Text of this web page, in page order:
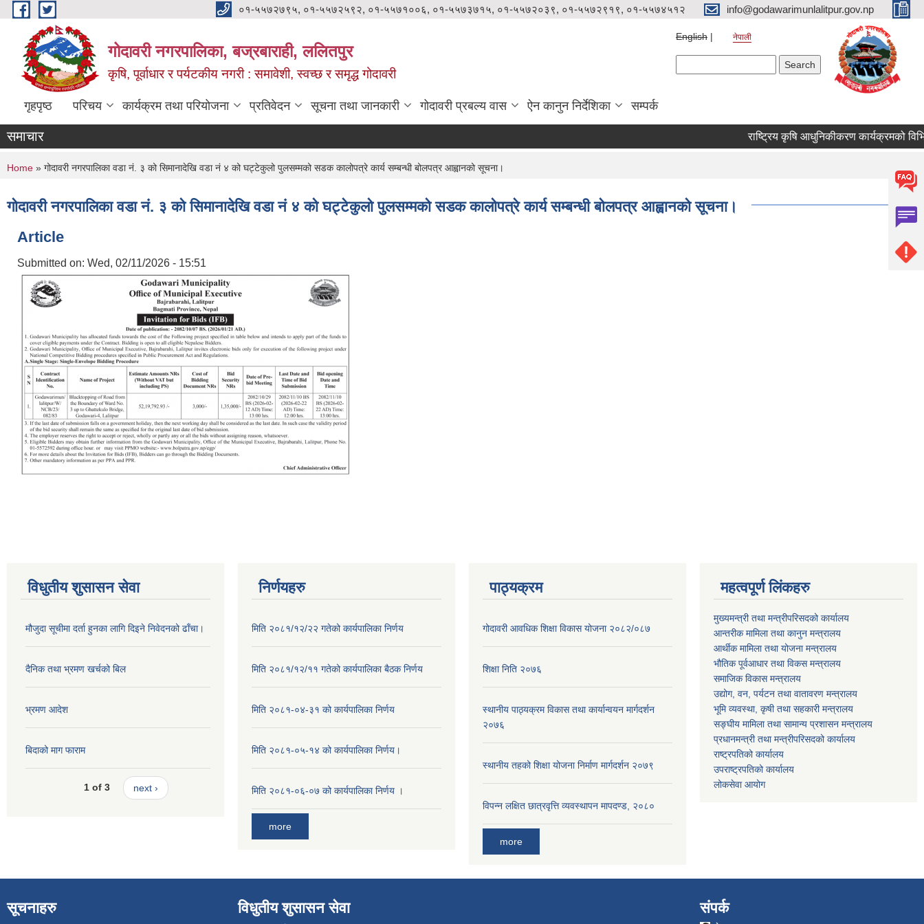
Skip to main content ०१-५५७२७९५, ०१-५५७२५९२, ०१-५५७१००६, ०१-५५७३७१५, ०१-५५७२०३९, ०१-५५७२९१९, ०१-५५७४५१२ info@godawarimunlalitpur.gov.np
गोदावरी नगरपालिका, बज्रबाराही, ललितपुर
कृषि, पूर्वाधार र पर्यटकीय नगरी : समावेशी, स्वच्छ र समृद्ध गोदावरी
English नेपाली
गृहपृष्ठ परिचय कार्यक्रम तथा परियोजना प्रतिवेदन सूचना तथा जानकारी गोदावरी प्रबल्य वास ऐन कानुन निर्देशिका सम्पर्क
समाचार
You are here
Home » गोदावरी नगरपालिका वडा नं. ३ को सिमानादेखि वडा नं ४ को घट्टेकुलो पुलसम्मको सडक कालोपत्रे कार्य सम्बन्धी बोलपत्र आह्वानको सूचना।
गोदावरी नगरपालिका वडा नं. ३ को सिमानादेखि वडा नं ४ को घट्टेकुलो पुलसम्मको सडक कालोपत्रे कार्य सम्बन्धी बोलपत्र आह्वानको सूचना।
Article
Submitted on: Wed, 02/11/2026 - 15:51
विधुतीय शुसासन सेवा
मौजुदा सूचीमा दर्ता हुनका लागि दिइने निवेदनको ढाँचा।
दैनिक तथा भ्रमण खर्चको बिल
भ्रमण आदेश
बिदाको माग फाराम
1 of 3 next ›
निर्णयहरु
मिति २०८१/१२/२२ गतेको कार्यपालिका निर्णय
मिति २०८१/१२/११ गतेको कार्यपालिका बैठक निर्णय
मिति २०८१-०४-३१ को कार्यपालिका निर्णय
मिति २०८१-०५-१४ को कार्यपालिका निर्णय।
मिति २०८१-०६-०७ को कार्यपालिका निर्णय ।
more
पाठ्यक्रम
गोदावरी आवधिक शिक्षा विकास योजना २०८२/०८७
शिक्षा निति २०७६
स्थानीय पाठ्यक्रम विकास तथा कार्यान्वयन मार्गदर्शन
२०७६
स्थानीय तहको शिक्षा योजना निर्माण मार्गदर्शन २०७९
विपन्न लक्षित छात्रवृत्ति व्यवस्थापन मापदण्ड, २०८०
more
महत्वपूर्ण लिंकहरु
मुख्यमन्त्री तथा मन्त्रीपरिसदको कार्यालय
आन्तरीक मामिला तथा कानुन मन्त्रालय
आर्थीक मामिला तथा योजना मन्त्रालय
भौतिक पूर्वआधार तथा विकस मन्त्रालय
समाजिक विकास मन्त्रालय
उद्योग, वन, पर्यटन तथा वातावरण मन्त्रालय
भूमि व्यवस्था, कृषी तथा सहकारी मन्त्रालय
सङ्घीय मामिला तथा सामान्य प्रशासन मन्त्रालय
प्रधानमन्त्री तथा मन्त्रीपरिसदको कार्यालय
राष्ट्रपतिको कार्यालय
उपराष्ट्रपतिको कार्यालय
लोकसेवा आयोग
सूचनाहरु विधुतीय शुसासन सेवा संपर्क